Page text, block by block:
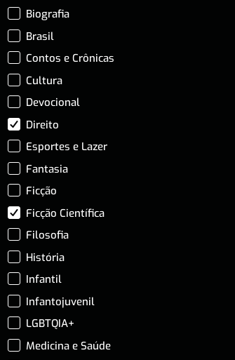
Biografia
Brasil
Contos e Crônicas
Cultura
Devocional
Direito
Esportes e Lazer
Fantasia
Ficção
Ficção Científica
Filosofia
História
Infantil
Infantojuvenil
LGBTQIA+
Medicina e Saúde